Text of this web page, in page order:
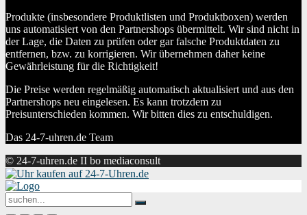
Produkte (insbesondere Produktlisten und Produktboxen) werden
uns automatisiert von den Partnershops übermittelt. Wir sind nicht in
der Lage, die Daten zu prüfen oder gar falsche Produktdaten zu
entfernen, bzw. zu korrigieren. Wir übernehmen daher keine
Gewährleistung für die Richtigkeit!
Die Preise werden regelmäßig automatisch aktualisiert und aus den
Partnershops neu eingelesen. Es kann trotzdem zu
Preisunterschieden kommen. Wir bitten dies zu entschuldigen.
Das 24-7-uhren.de Team
© 24-7-uhren.de II bo mediaconsult